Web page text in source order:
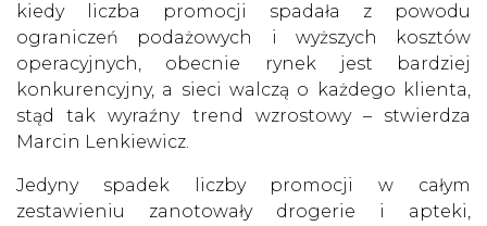
kiedy liczba promocji spadała z powodu
ograniczeń podażowych i wyższych kosztów
operacyjnych, obecnie rynek jest bardziej
konkurencyjny, a sieci walczą o każdego klienta,
stąd tak wyraźny trend wzrostowy – stwierdza
Marcin Lenkiewicz.
Jedyny spadek liczby promocji w całym
zestawieniu zanotowały drogerie i apteki,